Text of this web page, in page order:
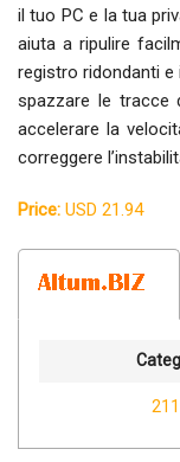
il tuo PC e la tua
aiuta a ripulire
registro ridondanti e
spazzare le tracce
accelerare la
correggere
Price: USD 21.94